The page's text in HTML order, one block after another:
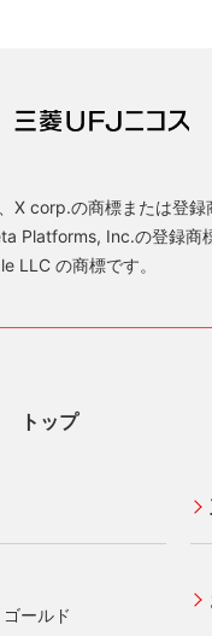
X corp.の商標または登録
Platforms, Inc.の登録商
LLC の商標です。
トップ
ールド